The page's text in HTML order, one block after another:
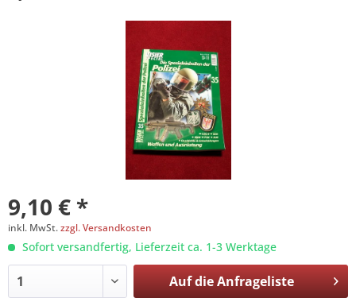
9,10 € *
inkl. MwSt.zzgl. Versandkosten
Sofort versandfertig, Lieferzeit ca. 1-3 Werktage
Auf dieAnfrageliste